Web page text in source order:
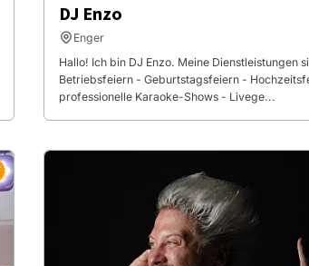
DJ Enzo
Enger
Hallo! Ich bin DJ Enzo. Meine Dienstleistungen
Betriebsfeiern - Geburtstagsfeiern -
professionelle Karaoke-Shows - Livege...